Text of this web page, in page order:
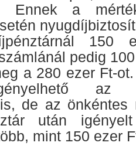
Ennek a
150
pedig
a 280 ezer Ft-
az
de az önkéntes
után igényelt
mint 150 ezer